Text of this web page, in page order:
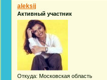
aleksij
Активный участник
Откуда: Московская область